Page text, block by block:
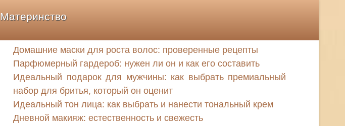
Материнство
Домашние маски для роста волос: проверенные рецепты
Парфюмерный гардероб: нужен ли он и как его составить
Идеальный подарок для мужчины: как выбрать премиальный
набор для бритья, который он оценит
Идеальный тон лица: как выбрать и нанести тональный крем
Дневной макияж: естественность и свежесть